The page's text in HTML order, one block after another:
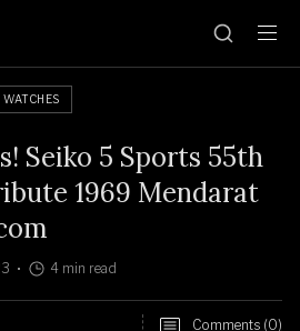
Seiko 5 Sports 55th
1969 Mendarat
4 min read
Comments (0)